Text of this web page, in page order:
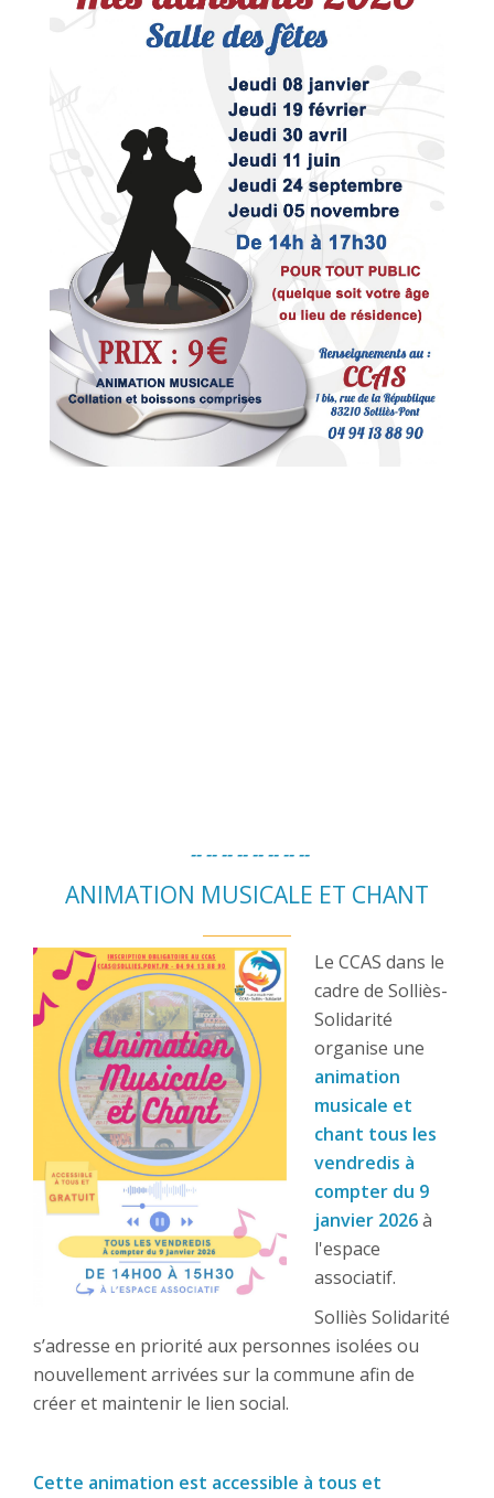
-- -- -- -- -- -- -- --
ANIMATION MUSICALE ET CHANT
Le CCAS dans le
cadre de Solliès-
Solidarité
organise une
animation
musicale et
chant tous les
vendredis à
compter du 9
janvier 2026à
l'espace
associatif.
Solliès Solidarité
s’adresse en priorité aux personnes isolées ou
nouvellement arrivées sur la commune afin de
créer et maintenir le lien social.
Cette animation est accessible à tous et